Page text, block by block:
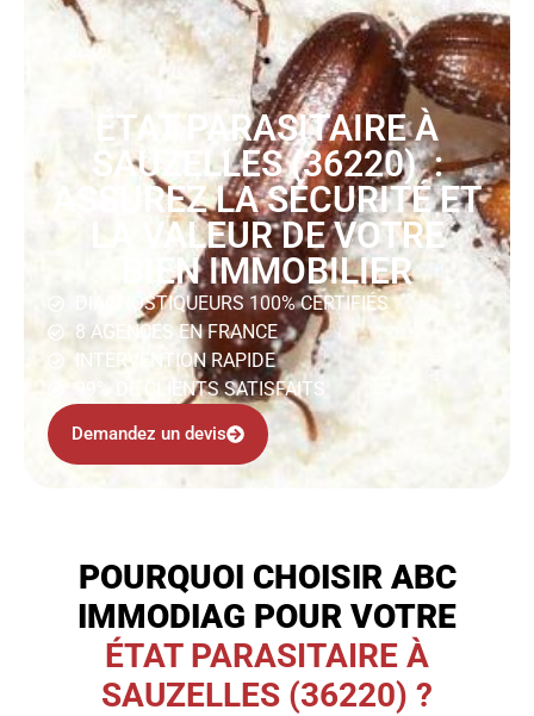
ÉTAT PARASITAIRE À
SAUZELLES (36220) :
ASSUREZ LA SÉCURITÉ ET
LA VALEUR DE VOTRE
BIEN IMMOBILIER
DIAGNOSTIQUEURS 100% CERTIFIÉS
8 AGENCES EN FRANCE
INTERVENTION RAPIDE
99% DE CLIENTS SATISFAITS
Demandez un devis
POURQUOI CHOISIR ABC
IMMODIAG POUR VOTRE
ÉTAT PARASITAIRE À
SAUZELLES (36220) ?